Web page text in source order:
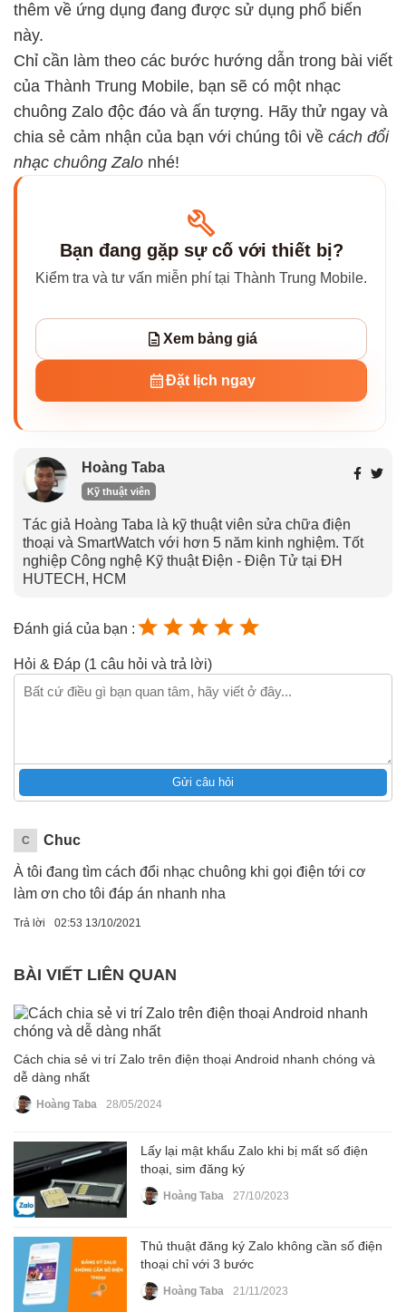
thêm về ứng dụng đang được sử dụng phổ biến
này.
Chỉ cần làm theo các bước hướng dẫn trong bài viết
của Thành Trung Mobile, bạn sẽ có một nhạc
chuông Zalo độc đáo và ấn tượng. Hãy thử ngay và
chia sẻ cảm nhận của bạn với chúng tôi về cách đổi
nhạc chuông Zalo nhé!
Bạn đang gặp sự cố với thiết bị?
Kiểm tra và tư vấn miễn phí tại Thành Trung Mobile.
Xem bảng giá
Đặt lịch ngay
Hoàng Taba
Kỹ thuật viên
Tác giả Hoàng Taba là kỹ thuật viên sửa chữa điện
thoại và SmartWatch với hơn 5 năm kinh nghiệm. Tốt
nghiệp Công nghệ Kỹ thuật Điện - Điện Tử tại ĐH
HUTECH, HCM
Đánh giá của bạn :
Hỏi & Đáp (1 câu hỏi và trả lời)
Gửi câu hỏi
C Chuc
À tôi đang tìm cách đổi nhạc chuông khi gọi điện tới cơ
làm ơn cho tôi đáp án nhanh nha
Trả lời 02:53 13/10/2021
BÀI VIẾT LIÊN QUAN
Cách chia sẻ vi trí Zalo trên điện thoại Android nhanh chóng và
dễ dàng nhất
Hoàng Taba 28/05/2024
Lấy lại mật khẩu Zalo khi bị mất số điện
thoại, sim đăng ký
Hoàng Taba 27/10/2023
Thủ thuật đăng ký Zalo không cần số điện
thoại chỉ với 3 bước
Hoàng Taba 21/11/2023